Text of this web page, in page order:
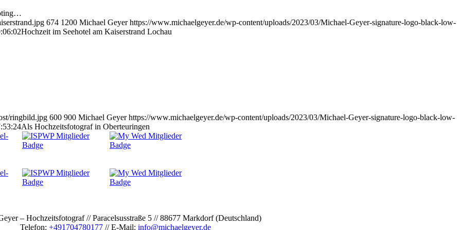
674 1200 Michael Geyer https://www.michaelgeyer.de/wp-content/uploads/2023/03/Michael-Geyer-signature-logo-black-low-
Hochzeit im Seehotel am Kaiserstrand Lochau
ringbild.jpg 600 900 Michael Geyer https://www.michaelgeyer.de/wp-content/uploads/2023/03/Michael-Geyer-signature-logo-black-low-
Als Hochzeitsfotograf in Oberteuringen
– Hochzeitsfotograf // Paracelsusstraße 5 // 88677 Markdorf (Deutschland)
Telefon: +491704780177// E-Mail: info@michaelgeyer.de